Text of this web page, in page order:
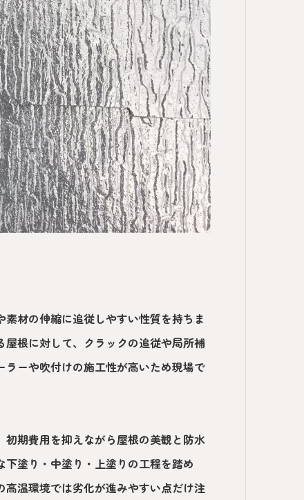
材の伸縮に追従しやすい性質を持ちま
根に対して、クラックの追従や局所補
ーや吹付けの施工性が高いため現場で
期費用を抑えながら屋根の美観と防水
塗り・中塗り・上塗りの工程を踏め
温環境では劣化が進みやすい点だけ注